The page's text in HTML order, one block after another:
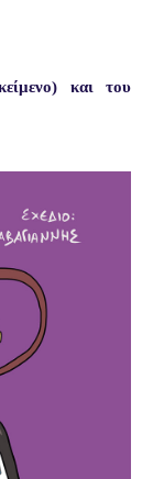
και του